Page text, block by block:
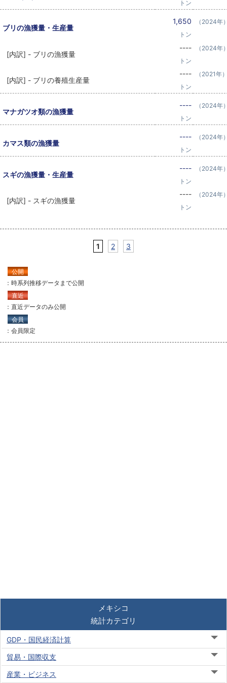
トン
ブリの漁獲量・生産量
1,650
トン
（2024年
[内訳] - ブリの漁獲量
----
トン
（2024年
[内訳] - ブリの養殖生産量
----
トン
（2021年
マナガツオ類の漁獲量
----
トン
（2024年
カマス類の漁獲量
----
トン
（2024年
スギの漁獲量・生産量
----
トン
（2024年
[内訳] - スギの漁獲量
----
トン
（2024年
1 2 3
公開
：時系列推移データまで公開
直近
：直近データのみ公開
会員
：会員限定
メキシコ
統計カテゴリ
GDP・国民経済計算
貿易・国際収支
産業・ビジネス